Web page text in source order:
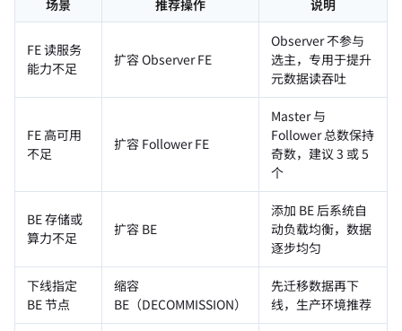
场景 推荐操作 说明
FE 读服务
能力不足
扩容 Observer FE
Observer 不参与
选主，专用于提升
元数据读吞吐
FE 高可用
不足
扩容 Follower FE
Master 与
Follower 总数保持
奇数，建议 3 或 5
个
BE 存储或
算力不足
扩容 BE
添加 BE 后系统自
动负载均衡，数据
逐步均匀
下线指定
BE 节点
缩容
BE（DECOMMISSION）
先迁移数据再下
线，生产环境推荐